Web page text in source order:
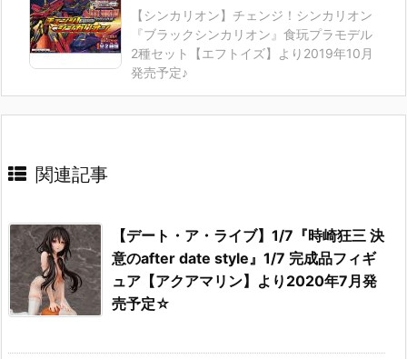
【シンカリオン】チェンジ！シンカリオン
『ブラックシンカリオン』食玩プラモデル
2種セット【エフトイズ】より2019年10月
発売予定♪
関連記事
【デート・ア・ライブ】1/7『時崎狂三 決
意のafter date style』1/7 完成品フィギ
ュア【アクアマリン】より2020年7月発
売予定☆